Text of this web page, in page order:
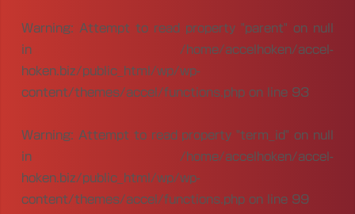
Warning: Attempt to read property "parent" on null
in /home/accelhoken/accel-
hoken.biz/public_html/wp/wp-
content/themes/accel/functions.php on line 93
Warning: Attempt to read property "term_id" on null
in /home/accelhoken/accel-
hoken.biz/public_html/wp/wp-
content/themes/accel/functions.php on line 99